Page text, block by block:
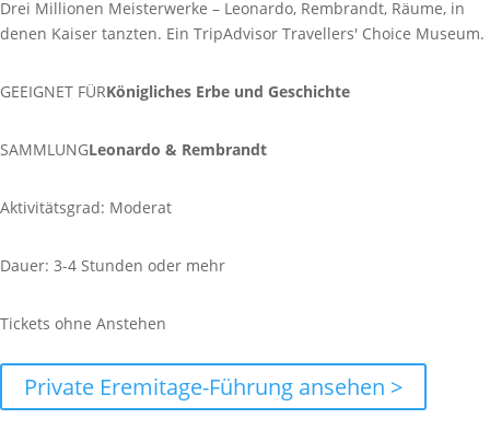
Drei Millionen Meisterwerke – Leonardo, Rembrandt, Räume, in
denen Kaiser tanzten. Ein TripAdvisor Travellers' Choice Museum.
GEEIGNET FÜRKönigliches Erbe und Geschichte
SAMMLUNGLeonardo & Rembrandt
Aktivitätsgrad: Moderat
Dauer: 3-4 Stunden oder mehr
Tickets ohne Anstehen
Private Eremitage-Führung ansehen >